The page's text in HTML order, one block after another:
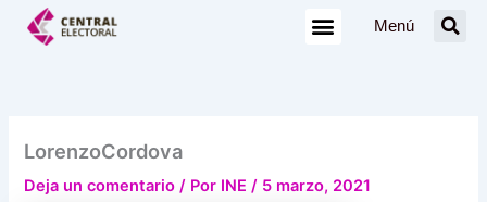
Menú
LorenzoCordova
Deja un comentario / Por INE/ 5 marzo, 2021